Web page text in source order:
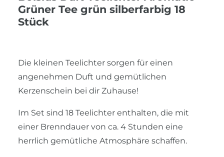
Grüner Tee grün silberfarbig 18
Stück
Die kleinen Teelichter sorgen für einen
angenehmen Duft und gemütlichen
Kerzenschein bei dir Zuhause!
Im Set sind 18 Teelichter enthalten, die mit
einer Brenndauer von ca. 4 Stunden eine
herrlich gemütliche Atmosphäre schaffen.